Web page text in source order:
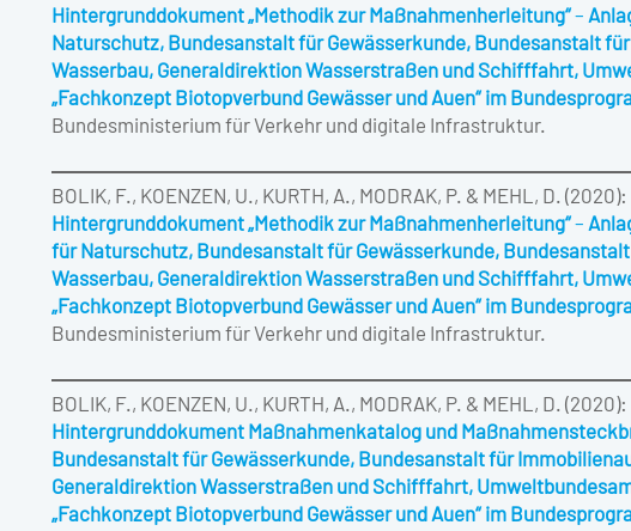
Hintergrunddokument „Methodik zur Maßnahmenherleitung“–
Naturschutz, Bundesanstalt für Gewässerkunde, Bundesanstalt
Wasserbau, Generaldirektion Wasserstraßen und Schifffahrt,
„Fachkonzept Biotopverbund Gewässer und Auen“ im
Bundesministerium für Verkehr und digitale Infrastruktur.
BOLIK, F., KOENZEN, U., KURTH, A., MODRAK, P. & MEHL, D. (2020):
Hintergrunddokument „Methodik zur Maßnahmenherleitung“–
für Naturschutz, Bundesanstalt für Gewässerkunde,
Wasserbau, Generaldirektion Wasserstraßen und Schifffahrt,
„Fachkonzept Biotopverbund Gewässer und Auen“ im
Bundesministerium für Verkehr und digitale Infrastruktur.
BOLIK, F., KOENZEN, U., KURTH, A., MODRAK, P. & MEHL, D. (2020):
Hintergrunddokument Maßnahmenkatalog und
Bundesanstalt für Gewässerkunde, Bundesanstalt für
Generaldirektion Wasserstraßen und Schifffahrt,
„Fachkonzept Biotopverbund Gewässer und Auen“ im